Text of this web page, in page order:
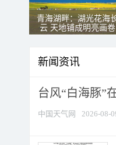
青海湖畔：湖光花海
云 天地铺成明亮画卷
新闻资讯
台风“白海豚”
中国天气网 2026-08-